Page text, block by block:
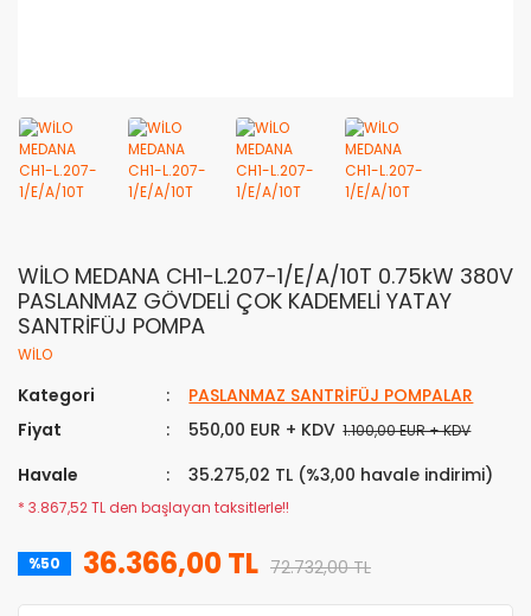
WİLO MEDANA CH1-L.207-1/E/A/10T 0.75kW 380V
PASLANMAZ GÖVDELİ ÇOK KADEMELİ YATAY
SANTRİFÜJ POMPA
WİLO
Kategori
PASLANMAZ SANTRİFÜJ POMPALAR
Fiyat
550,00 EUR + KDV 1.100,00 EUR + KDV
Havale 35.275,02 TL (%3,00 havale indirimi)
* 3.867,52 TL den başlayan taksitlerle!!
%50 36.366,00 TL 72.732,00 TL